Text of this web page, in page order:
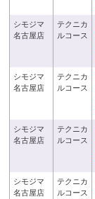
シモジマ
名古屋店
テクニカ
ルコース
シモジマ
名古屋店
テクニカ
ルコース
シモジマ
名古屋店
テクニカ
ルコース
シモジマ
名古屋店
テクニカ
ルコース